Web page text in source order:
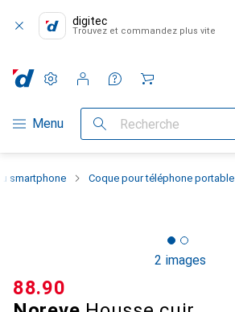
digitec
Trouvez et commandez plus vite
Navigation par catégorie
Menu Recherche
Paramètres
Compte client
Listes de comparaison
Listes d'envies
Panier
smartphone Coque pour téléphone portable
2 images
CHF
88.90